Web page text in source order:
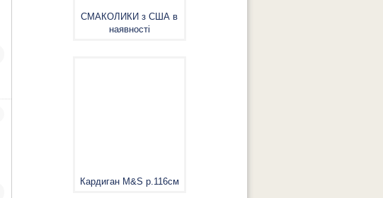
СМАКОЛИКИ з США в
наявності
Кардиган M&S р.116см